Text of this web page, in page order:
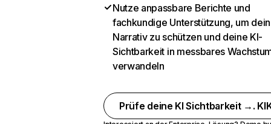
Nutze anpassbare Berichte und
fachkundige Unterstützung, um dein
Narrativ zu schützen und deine KI-
Sichtbarkeit in messbares
verwandeln
Prüfe deine KI Sichtbarkeit →.